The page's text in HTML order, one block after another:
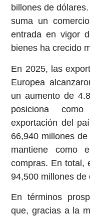
billones de
suma un
entrada en vigor
bienes ha crecido
En 2025, las
Europea
un aumento de
posiciona
exportación del
66,940 millones
mantiene como
compras. En total,
94,500 millones de
En términos
que, gracias a la